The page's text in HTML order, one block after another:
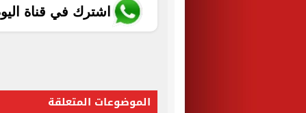
اشترك في قناة
الموضوعات المتعلقة